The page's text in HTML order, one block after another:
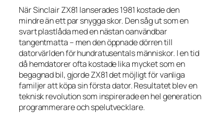
När Sinclair ZX81 lanserades 1981 kostade den
mindre än ett par snygga skor. Den såg ut som en
svart plastlåda med en nästan oanvändbar
tangentmatta – men den öppnade dörren till
datorvärlden för hundratusentals människor. I en tid
då hemdatorer ofta kostade lika mycket som en
begagnad bil, gjorde ZX81 det möjligt för vanliga
familjer att köpa sin första dator. Resultatet blev en
teknisk revolution som inspirerade en hel generation
programmerare och spelutvecklare.